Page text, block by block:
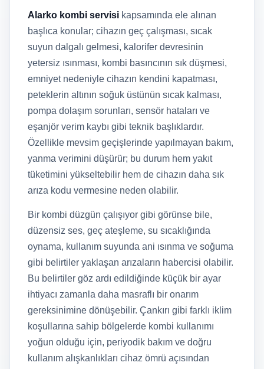
Alarko kombi servisi kapsamında ele alınan
başlıca konular; cihazın geç çalışması, sıcak
suyun dalgalı gelmesi, kalorifer devresinin
yetersiz ısınması, kombi basıncının sık düşmesi,
emniyet nedeniyle cihazın kendini kapatması,
peteklerin altının soğuk üstünün sıcak kalması,
pompa dolaşım sorunları, sensör hataları ve
eşanjör verim kaybı gibi teknik başlıklardır.
Özellikle mevsim geçişlerinde yapılmayan bakım,
yanma verimini düşürür; bu durum hem yakıt
tüketimini yükseltebilir hem de cihazın daha sık
arıza kodu vermesine neden olabilir.
Bir kombi düzgün çalışıyor gibi görünse bile,
düzensiz ses, geç ateşleme, su sıcaklığında
oynama, kullanım suyunda ani ısınma ve soğuma
gibi belirtiler yaklaşan arızaların habercisi olabilir.
Bu belirtiler göz ardı edildiğinde küçük bir ayar
ihtiyacı zamanla daha masraflı bir onarım
gereksinimine dönüşebilir. Çankırı gibi farklı iklim
koşullarına sahip bölgelerde kombi kullanımı
yoğun olduğu için, periyodik bakım ve doğru
kullanım alışkanlıkları cihaz ömrü açısından